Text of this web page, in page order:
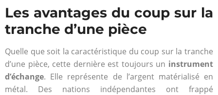
Les avantages du coup sur la
tranche d’une pièce
Quelle que soit la caractéristique du coup sur la tranche
d’une pièce, cette dernière est toujours un instrument
d’échange. Elle représente de l’argent matérialisé en
métal. Des nations indépendantes ont frappé